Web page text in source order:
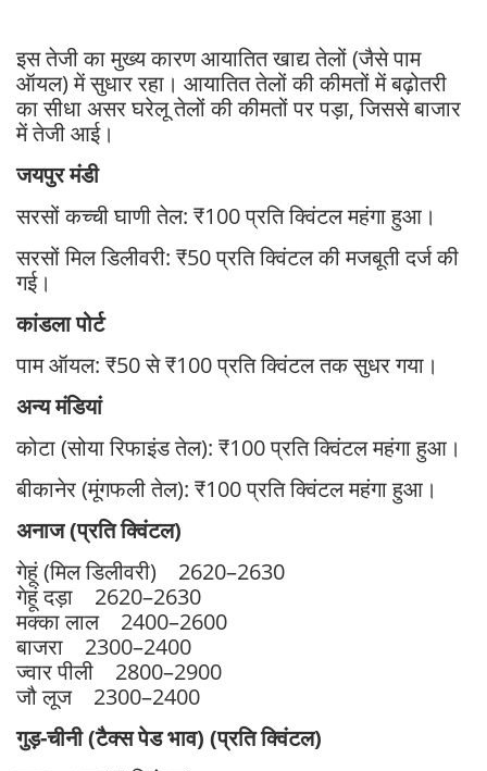
इस तेजी का मुख्य कारण आयातित खाद्य तेलों (जैसे पाम
ऑयल) में सुधार रहा। आयातित तेलों की कीमतों में बढ़ोतरी
का सीधा असर घरेलू तेलों की कीमतों पर पड़ा, जिससे बाजार
में तेजी आई।
जयपुर मंडी
सरसों कच्ची घाणी तेल: ₹100 प्रति क्विंटल महंगा हुआ।
सरसों मिल डिलीवरी: ₹50 प्रति क्विंटल की मजबूती दर्ज की
गई।
कांडला पोर्ट
पाम ऑयल: ₹50 से ₹100 प्रति क्विंटल तक सुधर गया।
अन्य मंडियां
कोटा (सोया रिफाइंड तेल): ₹100 प्रति क्विंटल महंगा हुआ।
बीकानेर (मूंगफली तेल): ₹100 प्रति क्विंटल महंगा हुआ।
अनाज (प्रति क्विंटल)
गेहूं (मिल डिलीवरी) 2620–2630
गेहूं दड़ा 2620–2630
मक्का लाल 2400–2600
बाजरा 2300–2400
ज्वार पीली 2800–2900
जौ लूज 2300–2400
गुड़-चीनी (टैक्स पेड भाव) (प्रति क्विंटल)